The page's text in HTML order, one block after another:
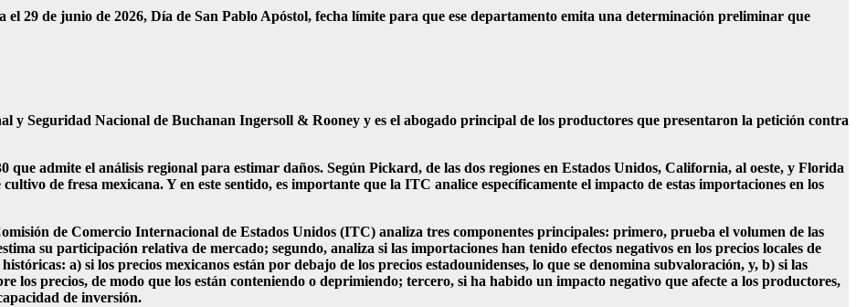
el 29 de junio de 2026, Día de San Pablo Apóstol, fecha límite para que ese departamento emita una determinación preliminar que
y Seguridad Nacional de Buchanan Ingersoll & Rooney y es el abogado principal de los productores que presentaron la petición contra
que admite el análisis regional para estimar daños. Según Pickard, de las dos regiones en Estados Unidos, California, al oeste, y Florida
de fresa mexicana. Y en este sentido, es importante que la ITC analice específicamente el impacto de estas importaciones en los
de Comercio Internacional de Estados Unidos (ITC) analiza tres componentes principales: primero, prueba el volumen de las
su participación relativa de mercado; segundo, analiza si las importaciones han tenido efectos negativos en los precios locales de
a) si los precios mexicanos están por debajo de los precios estadounidenses, lo que se denomina subvaloración, y, b) si las
los precios, de modo que los están conteniendo o deprimiendo; tercero, si ha habido un impacto negativo que afecte a los productores,
de inversión.